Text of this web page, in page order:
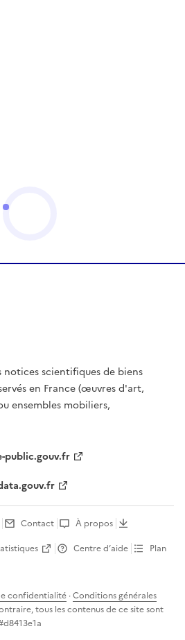
notices scientifiques de biens
en France (œuvres d'art,
ensembles mobiliers,
public.gouv.fr
Contact
À propos
Centre d’aide
Plan
confidentialité ·Conditions générales
tous les contenus de ce site sont
d8413e1a